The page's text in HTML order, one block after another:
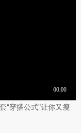
“穿搭公式”让你又瘦